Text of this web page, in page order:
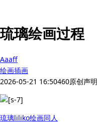
琉璃绘画过程
Aaaff
绘画插画
2026-05-21 16:50460原创声
琉璃liliko绘画同人